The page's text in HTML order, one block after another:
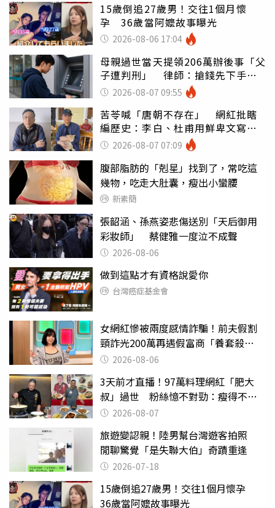
15歲倒追27歲男！交往1個月懷
孕 36歲當阿嬤故事曝光
2026-08-06 17:04
母親過世當天提領206萬辦後事「父
子遭判刑」 律師：搶錢先下手是
罪 2026-08-07 09:55
苦苓喊「唐朝不存在」 網紅批瞎
編歷史：李白、杜甫用鮮卑文寫
詩？2026-08-07 07:09
腹部脂肪的「剋星」找到了，常吃這
幾物，吃走大肚囊，瘦出小蠻腰
新素簡
張韶涵、孫燕姿悲傷送別「天后御用
彩妝師」 蔡健雅一度泣不成聲
2026-08-06
做到這點才有資格說愛你
台灣癌症基金會
女網紅慘被兩度感情詐騙！前夫假割
頸詐光200萬再遇假富商「養套殺
2000萬」
2026-08-06
3天前才直播！97萬料理網紅「肥大
叔」過世 粉絲憶不對勁：瘦得不合
理 2026-08-07
旅遊變認親！陸男幫台灣遊客拍照
閒聊驚覺「是失聯大伯」奇蹟重逢
2026-07-18
15歲倒追27歲男！交往1個月懷孕
36歲當阿嬤故事曝光